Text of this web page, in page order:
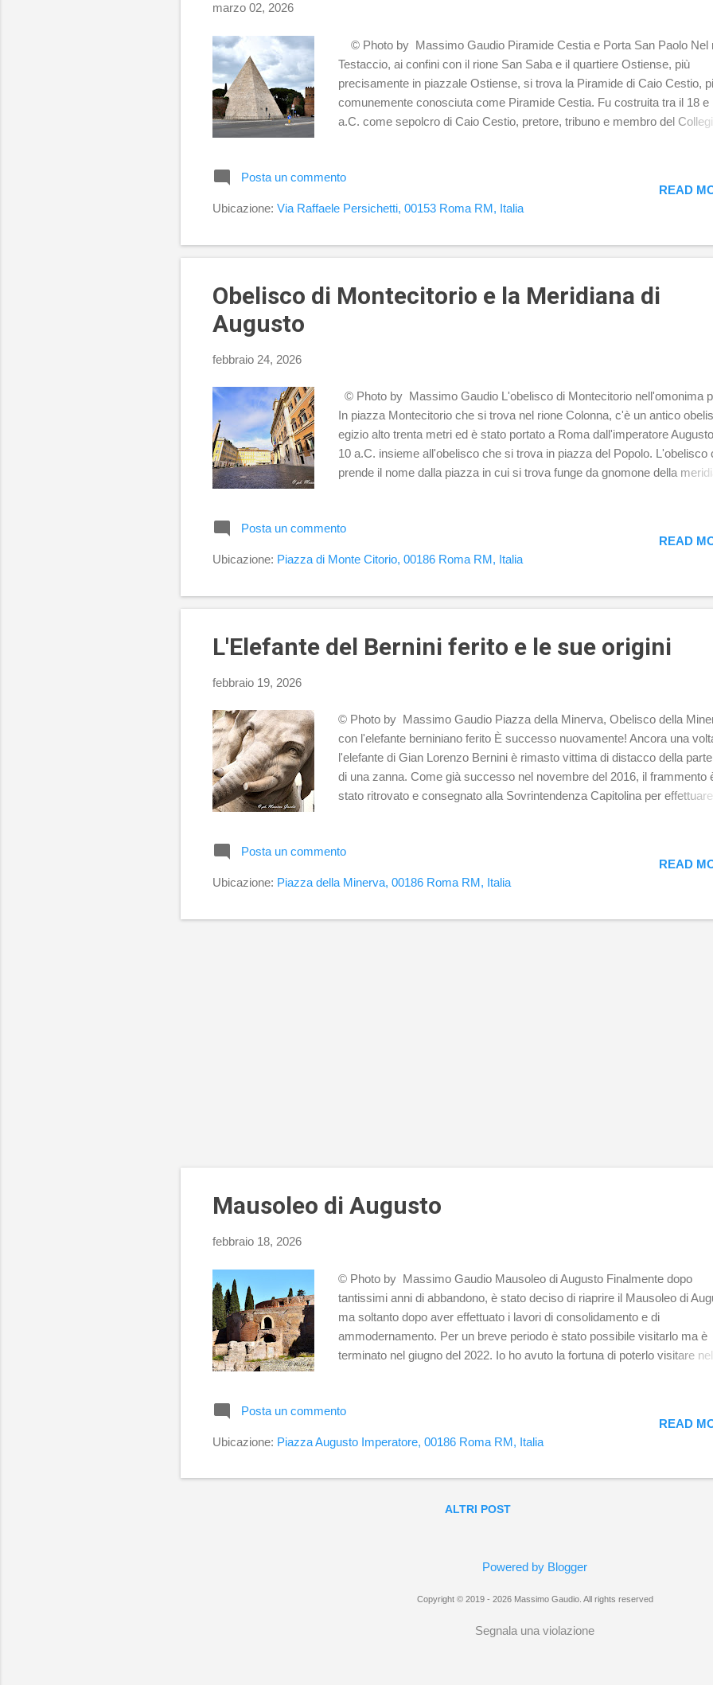
marzo 02, 2026
© Photo by Massimo Gaudio Piramide Cestia e Porta San Paolo Nel
Testaccio, ai confini con il rione San Saba e il quartiere Ostiense, più
precisamente in piazzale Ostiense, si trova la Piramide di Caio Cestio,
comunemente conosciuta come Piramide Cestia. Fu costruita tra il 18 e
a.C. come sepolcro di Caio Cestio, pretore, tribuno e membro del
egiziano, quindi nella città sorsero vari monumenti sepolcrali simili alle
egizie e quella Cestia è l'ultima rimasta intatta. Nella seconda metà del III
secolo d.C., l'imperatore Aureliano fece inglobare la piramide all'interno
metri di altezza, la base misura 29,50 metri per lato, mentre la camera
Posta un commento
Ubicazione: Via Raffaele Persichetti, 00153 Roma RM, Italia
READ
Obelisco di Montecitorio e la Meridiana di
Augusto
febbraio 24, 2026
© Photo by Massimo Gaudio L'obelisco di Montecitorio nell'omonima
In piazza Montecitorio che si trova nel rione Colonna, c'è un antico
egizio alto trenta metri ed è stato portato a Roma dall'imperatore
10 a.C. insieme all'obelisco che si trova in piazza del Popolo. L'obelisco
prende il nome dalla piazza in cui si trova funge da gnomone della
vasta area pavimentale rettangolare in travertino lunga circa 75 metri e
4, sulla quale erano tracciati listelli in bronzo, con l'indicazione dei giorni
segni zodiacali. Sull'apice dell'obelisco vi era una sfera di bronzo che
posizione del Sole sull'eclittica. Questa pavimentazione si estendeva da
Posta un commento
Ubicazione: Piazza di Monte Citorio, 00186 Roma RM, Italia
READ
L'Elefante del Bernini ferito e le sue origini
febbraio 19, 2026
© Photo by Massimo Gaudio Piazza della Minerva, Obelisco della
con l'elefante berniniano ferito È successo nuovamente! Ancora una
l'elefante di Gian Lorenzo Bernini è rimasto vittima di distacco della
di una zanna. Come già successo nel novembre del 2016, il frammento
stato ritrovato e consegnato alla Sovrintendenza Capitolina per effettuare
cedimento a seguito degli avversi eventi atmosferici, quello certo è il fatto
verranno visionati i video ripresi dalle telecamere dislocate su tutta la
per capire la dinamica di questa nuova ferita. "Poro Pulcino" Obelisco
Posta un commento
Ubicazione: Piazza della Minerva, 00186 Roma RM, Italia
READ
Mausoleo di Augusto
febbraio 18, 2026
© Photo by Massimo Gaudio Mausoleo di Augusto Finalmente dopo
tantissimi anni di abbandono, è stato deciso di riaprire il Mausoleo di
ma soltanto dopo aver effettuato i lavori di consolidamento e di
ammodernamento. Per un breve periodo è stato possibile visitarlo ma è
terminato nel giugno del 2022. Io ho avuto la fortuna di poterlo visitare nel
Imperatore. In quell'occasione la visita si è svolta attraverso l'ausilio di
guida. La visita si è sviluppata attraverso il percorso in quel momento
che in futuro non lontano verrà ampliato e migliorato in modo che tutti
barriere architettoniche. Nella fase attuale il Mausoleo sta vivendo un r...
Posta un commento
Ubicazione: Piazza Augusto Imperatore, 00186 Roma RM, Italia
READ
ALTRI POST
Powered by Blogger
Copyright © 2019 - 2026 Massimo Gaudio. All rights reserved
Segnala una violazione